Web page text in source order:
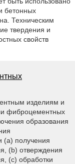
бетонных
Техническим
твердения и
свойств
изделиям и
фиброцементных
образования
(a) получения
(b) отверждения
(c) обработки